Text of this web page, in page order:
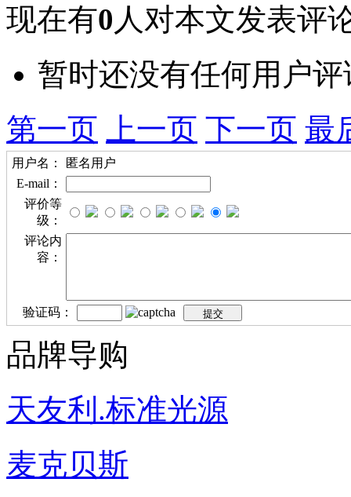
现在有0 人对本文发表评
暂时还没有任何用户评
第一页
上一页 下一页 最
用户名：
匿名用户
E-mail：
评价等
级：
评论内
容：
验证码：
品牌导购
天友利.标准光源
麦克贝斯